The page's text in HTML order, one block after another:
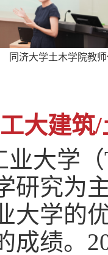
同济大学土木学院教
大建筑
业大学（
研究为
大学的
成绩。